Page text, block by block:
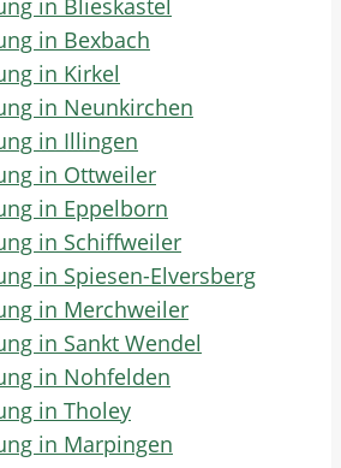
in Blieskastel
in Bexbach
in Kirkel
in Neunkirchen
in Illingen
in Ottweiler
in Eppelborn
in Schiffweiler
in Spiesen-Elversberg
in Merchweiler
in Sankt Wendel
in Nohfelden
in Tholey
in Marpingen